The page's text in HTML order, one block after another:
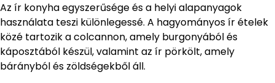
Az ír konyha egyszerűsége és a helyi alapanyagok
használata teszi különlegessé. A hagyományos ír ételek
közé tartozik a colcannon, amely burgonyából és
káposztából készül, valamint az ír pörkölt, amely
bárányból és zöldségekből áll.